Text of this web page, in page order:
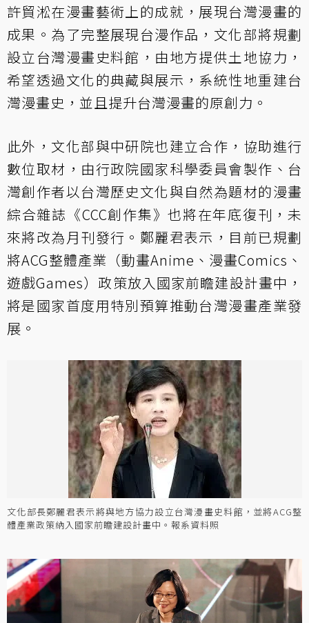
許貿淞在漫畫藝術上的成就，展現台灣漫畫的
成果。為了完整展現台漫作品，文化部將規劃
設立台灣漫畫史料館，由地方提供土地協力，
希望透過文化的典藏與展示，系統性地重建台
灣漫畫史，並且提升台灣漫畫的原創力。
此外，文化部與中研院也建立合作，協助進行
數位取材，由行政院國家科學委員會製作、台
灣創作者以台灣歷史文化與自然為題材的漫畫
綜合雜誌《CCC創作集》也將在年底復刊，未
來將改為月刊發行。鄭麗君表示，目前已規劃
將ACG整體產業（動畫Anime、漫畫Comics、
遊戲Games）政策放入國家前瞻建設計畫中，
將是國家首度用特別預算推動台灣漫畫產業發
展。
文化部長鄭麗君表示將與地方協力設立台灣漫畫史料館，並將ACG整
體產業政策納入國家前瞻建設計畫中。報系資料照